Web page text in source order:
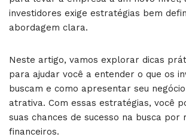
investidores exige estratégias bem
abordagem clara.
Neste artigo, vamos explorar dicas
para ajudar você a entender o que os
buscam e como apresentar seu
atrativa. Com essas estratégias, você
suas chances de sucesso na busca por
financeiros.